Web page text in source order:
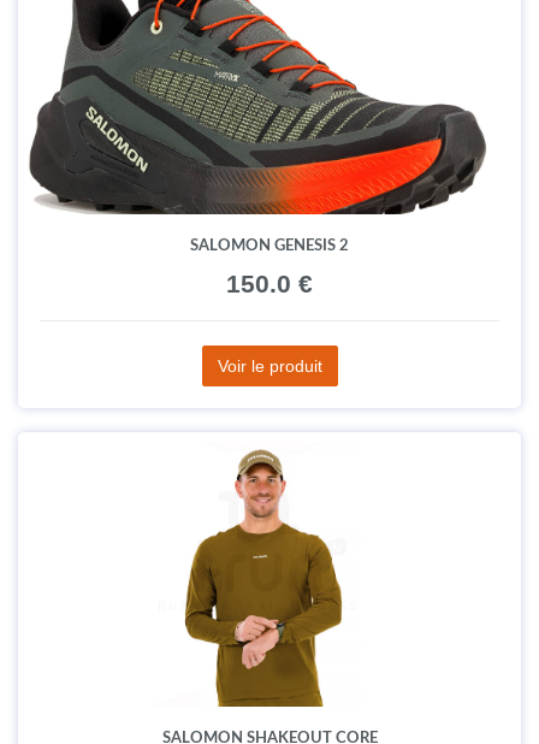
SALOMON GENESIS 2
150.0 €
Voir le produit
SALOMON SHAKEOUT CORE